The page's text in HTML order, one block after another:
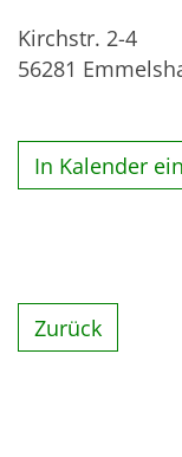
Kirchstr. 2-4
56281
In Kalender
Zurück